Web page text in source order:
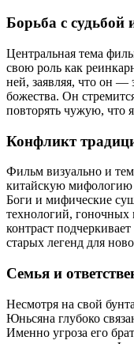
Борьба с судьбой
Центральная тема
свою роль как
ней, заявляя, что он —
божества. Он
повторять чужую, что
Конфликт
Фильм визуально и
китайскую мифологию
Боги и мифические
технологий,
контраст
старых легенд для
Семья и
Несмотря на свой
Юньсяна глубоко
Именно угроза его